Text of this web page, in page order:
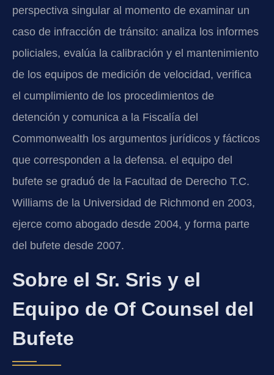
perspectiva singular al momento de examinar un
caso de infracción de tránsito: analiza los informes
policiales, evalúa la calibración y el mantenimiento
de los equipos de medición de velocidad, verifica
el cumplimiento de los procedimientos de
detención y comunica a la Fiscalía del
Commonwealth los argumentos jurídicos y fácticos
que corresponden a la defensa. el equipo del
bufete se graduó de la Facultad de Derecho T.C.
Williams de la Universidad de Richmond en 2003,
ejerce como abogado desde 2004, y forma parte
del bufete desde 2007.
Sobre el Sr. Sris y el
Equipo de Of Counsel del
Bufete